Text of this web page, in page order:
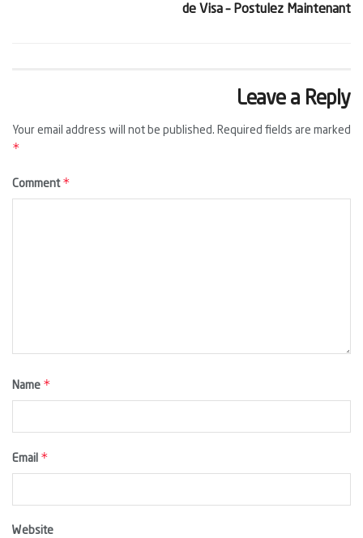
de Visa – Postulez Maintenant
Leave a Reply
Your email address will not be published. Required fields are marked
*
Comment *
Name *
Email *
Website